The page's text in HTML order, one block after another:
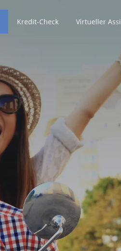
Kredit-Check Virtueller